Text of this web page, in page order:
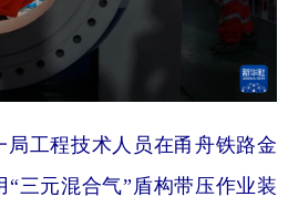
工程技术人员在甬舟铁路金
三元混合气”盾构带压作业装